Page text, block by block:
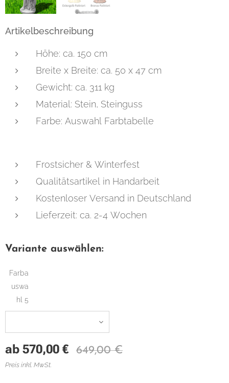
Artikelbeschreibung
Höhe: ca. 150 cm
Breite x Breite: ca. 50 x 47 cm
Gewicht: ca. 311 kg
Material: Stein, Steinguss
Farbe: Auswahl Farbtabelle
Frostsicher & Winterfest
Qualitätsartikel in Handarbeit
Kostenloser Versand in Deutschland
Lieferzeit: ca. 2-4 Wochen
Variante auswählen:
Farba
uswa
hl 5
ab 570,00 € 649,00€
Preis inkl. MwSt.